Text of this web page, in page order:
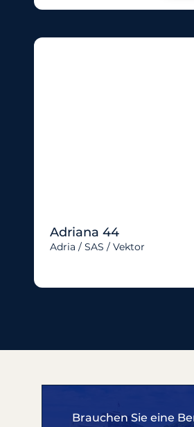
Adriana 44
Adria / SAS / Vektor
Brauchen Sie eine